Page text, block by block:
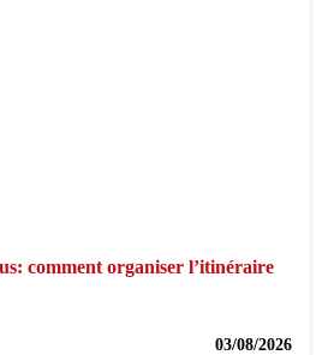
comment organiser l’itinéraire
03/08/2026